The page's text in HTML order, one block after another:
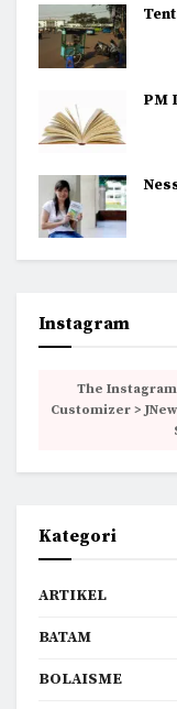
PM
Instagram
The
Customizer >
Kategori
ARTIKEL
BATAM
BOLAISME